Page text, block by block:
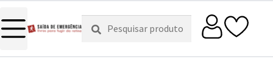
Pesquisar
por:
Pesquisa